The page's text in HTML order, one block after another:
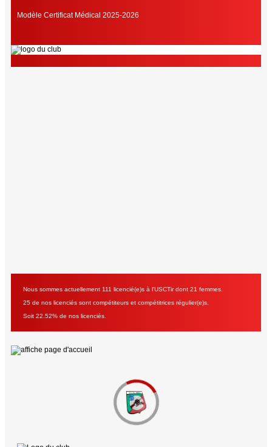
Modèle Certificat Médical 2025-2026
Nous sommes actuellement 111 licencié(e)s à l'USCTir dont 21 femmes.
25 de nos licenciés sont compétiteurs et compétitrices régulier(e)s.
Soit 22.52% de nos licenciés.